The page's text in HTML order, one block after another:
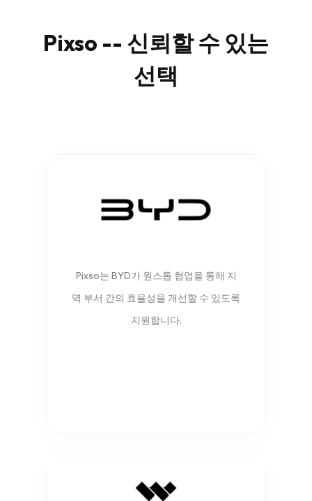
Pixso -- 신뢰할 수 있는
선택
Pixso는 BYD가 원스톱 협업을 통해 지
역 부서 간의 효율성을 개선할 수 있도록
지원합니다.